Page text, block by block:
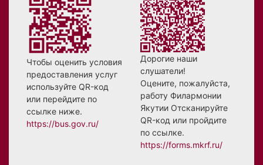
Чтобы оценить условия
предоставления услуг
используйте QR-код
или перейдите по
ссылке ниже.
https://bus.gov.ru/
Дорогие наши
слушатели!
Оцените, пожалуйста,
работу Филармонии
Якутии Отсканируйте
QR-код или пройдите
по ссылке.
https://forms.mkrf.ru/